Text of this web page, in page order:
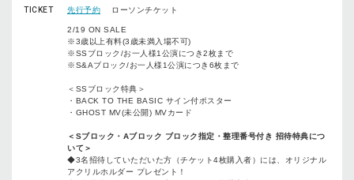
TICKET
先行予約 ローソンチケット
2/19 ON SALE
※3歳以上有料(3歳未満入場不可)
※SSブロック/お一人様1公演につき2枚まで
※S&Aブロック/お一人様1公演につき6枚まで
＜SSブロック特典＞
・BACK TO THE BASIC サイン付ポスター
・GHOST MV(未公開) MVカード
＜ Sブロック・ Aブロック ブロック指定・整理番号付き 招待特典につ
いて＞
◆3名招待していただいた方（チケット4枚購入者）には、オリジナル
アクリルホルダー プレゼント！